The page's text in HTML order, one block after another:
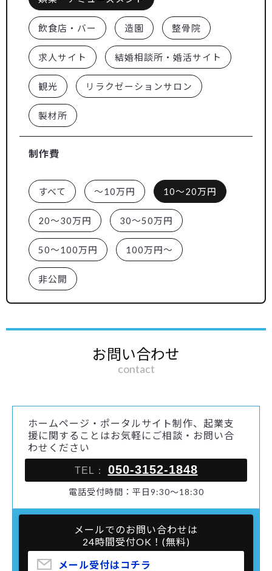
飲食店・バー 造園 整骨院
求人サイト 結婚相談所・婚活サイト
観光 リラクゼーションサロン
製材所
制作費
すべて ～10万円 10～20万円
20～30万円 30～50万円
50～100万円 100万円～
非公開
お問い合わせ
contact
ホームページ・ポータルサイト制作、起業支
援に関することはお気軽にご相談・お問い合
わせください
TEL： 050-3152-1848
電話受付時間：平日9:30～18:30
メールでのお問い合わせは
24時間受付OK！(無料)
メール受付はコチラ